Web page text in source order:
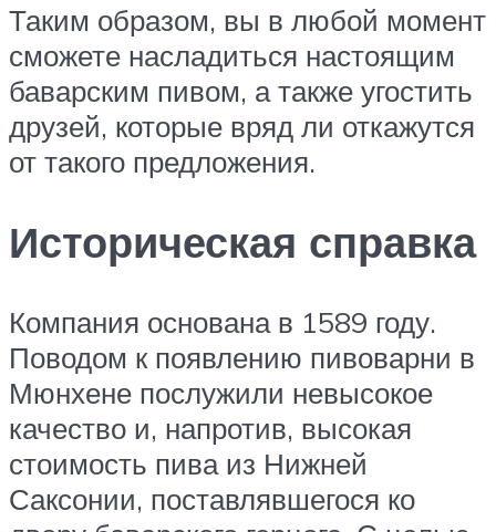
Таким образом, вы в любой момент
сможете насладиться настоящим
баварским пивом, а также угостить
друзей, которые вряд ли откажутся
от такого предложения.
Историческая справка
Компания основана в 1589 году.
Поводом к появлению пивоварни в
Мюнхене послужили невысокое
качество и, напротив, высокая
стоимость пива из Нижней
Саксонии, поставлявшегося ко